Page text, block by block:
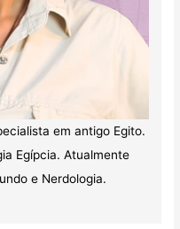
em antigo Egito.
Egípcia. Atualmente
e Nerdologia.